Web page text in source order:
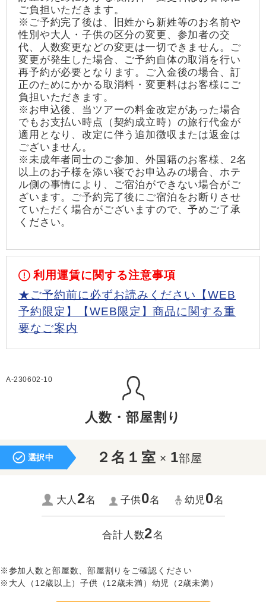
ご負担いただきます。
※ご予約完了後は、旧姓から新姓等のお名前や
性別や大人・子供の区分の変更、参加者の交
代、人数変更などの変更は一切できません。ご
変更が発生した場合、ご予約自体の取消を行い
再予約が必要となります。ご入金後の場合、訂
正のためにかかる取消料・変更料はお客様にご
負担いただきます。
※お申込後、当ツアーの料金改定があった場合
でもお支払い時点（契約成立時）の旅行代金が
適用となり、改定に伴う追加徴収または返金は
ございません。
※未成年者同士のご参加、外国籍のお客様、2名
以上のお子様を添い寝でお申込みの場合、ホテ
ル側の事情により、ご宿泊ができない場合がご
ざいます。ご予約完了後にご宿泊をお断りさせ
ていただく場合がございますので、予めご了承
ください。
利用運賃に関する注意事項
★ご予約前に必ずお読みください【WEB
予約限定】【WEB限定】商品に関する重
要なご案内
A-230602-10
人数・部屋割り
選択中 ２名１室 × 1部屋
大人2名 子供0名 幼児0名
合計人数2名
※参加人数と部屋数、部屋割りをご確認ください
※大人（12歳以上）子供（12歳未満）幼児（2歳未満）